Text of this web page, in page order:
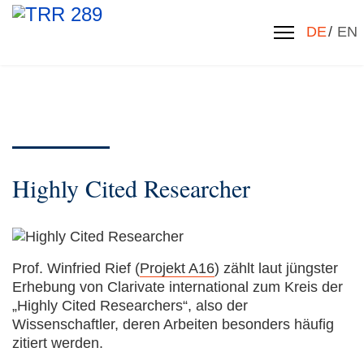
DE EN
Highly Cited Researcher
Prof. Winfried Rief (Projekt A16) zählt laut jüngster
Erhebung von Clarivate international zum Kreis der
„Highly Cited Researchers“, also der
Wissenschaftler, deren Arbeiten besonders häufig
zitiert werden.